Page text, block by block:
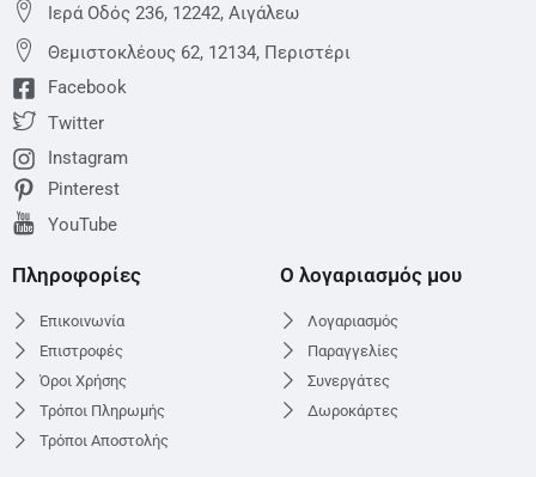
Ιερά Οδός 236, 12242, Αιγάλεω
Θεμιστoκλέους 62, 12134, Περιστέρι
Facebook
Twitter
Instagram
Pinterest
YouTube
Πληροφορίες
Επικοινωνία
Επιστροφές
Όροι Χρήσης
Τρόποι Πληρωμής
Τρόποι Αποστολής
Ο λογαριασμός μου
Λογαριασμός
Παραγγελίες
Συνεργάτες
Δωροκάρτες